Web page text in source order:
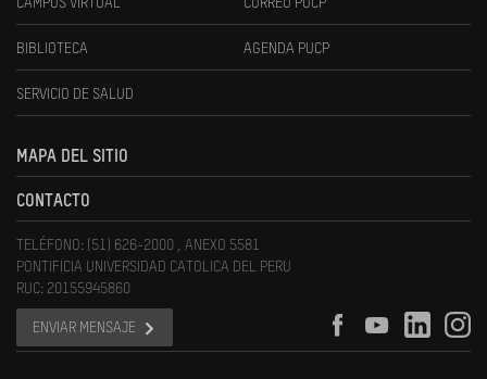
CAMPUS VIRTUAL CORREO PUCP
BIBLIOTECA AGENDA PUCP
SERVICIO DE SALUD
MAPA DEL SITIO
CONTACTO
TELÉFONO: (51) 626-2000 , ANEXO 5581
PONTIFICIA UNIVERSIDAD CATOLICA DEL PERU
RUC: 20155945860
ENVIAR MENSAJE